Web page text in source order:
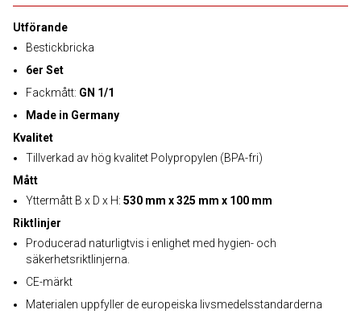
Utförande
Bestickbricka
6er Set
Fackmått: GN 1/1
Made in Germany
Kvalitet
Tillverkad av hög kvalitet Polypropylen (BPA-fri)
Mått
Yttermått B x D x H: 530 mm x 325 mm x 100 mm
Riktlinjer
Producerad naturligtvis i enlighet med hygien- och
säkerhetsriktlinjerna.
CE-märkt
Materialen uppfyller de europeiska livsmedelsstandarderna